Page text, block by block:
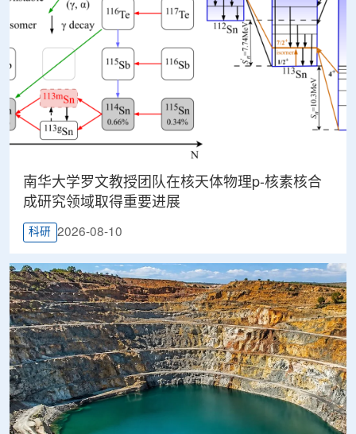
南华大学罗文教授团队在核天体物理p-核素核合
成研究领域取得重要进展
科研 2026-08-10